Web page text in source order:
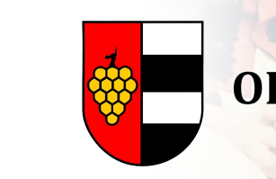
Skip to content